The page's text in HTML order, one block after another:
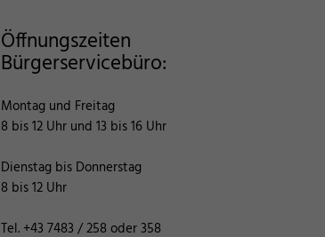
Öffnungszeiten
Bürgerservicebüro:
Montag und Freitag
8 bis 12 Uhr und 13 bis 16 Uhr
Dienstag bis Donnerstag
8 bis 12 Uhr
Tel. +43 7483 / 258 oder358